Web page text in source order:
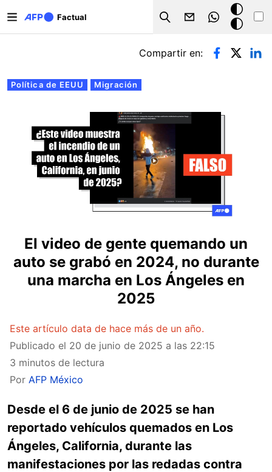
Factual
Search
Modo
oscuro
Solapas principales
Política de EEUU Migración
Compartir en:
El video de gente quemando un
auto se grabó en 2024, no durante
una marcha en Los Ángeles en
2025
Este artículo data de hace más de un año.
Publicado el 20 de junio de 2025 a las 22:15
3 minutos de lectura
Por AFP México
Desde el 6 de junio de 2025 se han
reportado vehículos quemados en Los
Ángeles, California, durante las
manifestaciones por las redadas contra